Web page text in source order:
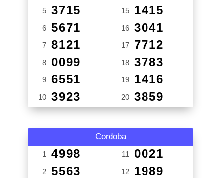
5 3715
6 5671
7 8121
8 0099
9 6551
10 3923
15 1415
16 3041
17 7712
18 3783
19 1416
20 3859
Cordoba
1 4998
2 5563
11 0021
12 1989